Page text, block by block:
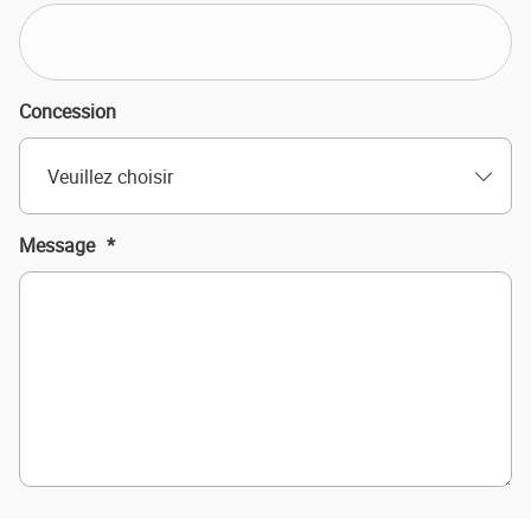
Concession
Veuillez choisir
Message *